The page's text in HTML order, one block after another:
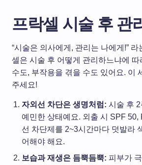
프락셀 시술 후 관
“시술은 의사에게, 관리는 나에게!”
셀은 시술 후 어떻게 관리하느냐에 따
수도, 부작용을 겪을 수도 있어요. 이
주세요!
자외선 차단은 생명처럼: 시술 후
예민한 상태예요. 외출 시 SPF 50,
선 차단제를 2~3시간마다 덧발라
어해야 해요.
보습과 재생은 듬뿍듬뿍: 피부가